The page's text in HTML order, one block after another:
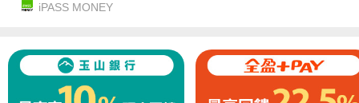
iPASS MONEY